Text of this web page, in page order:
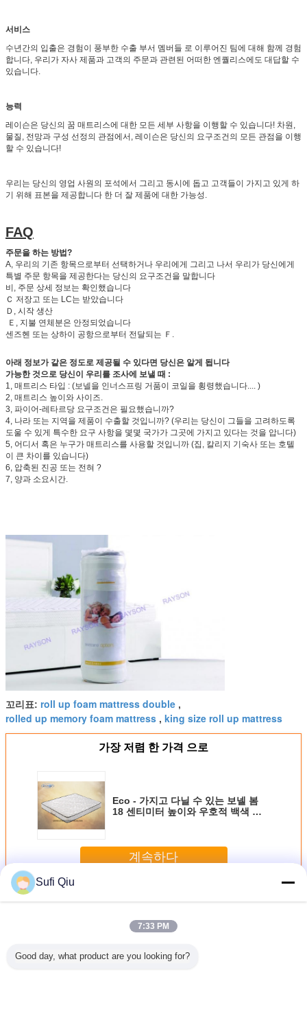
서비스
수년간의 입출은 경험이 풍부한 수출 부서 멤버들 로 이루어진 팀에 대해 함께 경험
합니다, 우리가 자사 제품과 고객의 주문과 관련된 어떠한 엔퀄리스에도 대답할 수
있습니다.
능력
레이슨은 당신의 꿈 매트리스에 대한 모든 세부 사항을 이행할 수 있습니다! 차원,
물질, 전망과 구성 선정의 관점에서, 레이슨은 당신의 요구조건의 모든 관점을 이행
할 수 있습니다!
우리는 당신의 영업 사원의 포석에서 그리고 동시에 돕고 고객들이 가지고 있게 하
기 위해 표본을 제공합니다 한 더 잘 제품에 대한 가능성.
FAQ
주문을 하는 방법?
A, 우리의 기존 항목으로부터 선택하거나 우리에게 그리고 나서 우리가 당신에게
특별 주문 항목을 제공한다는 당신의 요구조건을 말합니다
비, 주문 상세 정보는 확인했습니다
Ｃ 저장고 또는 LC는 받았습니다
Ｄ, 시작 생산
Ｅ, 지불 연체분은 안정되었습니다
센즈헨 또는 상하이 공항으로부터 전달되는 Ｆ.
아래 정보가 같은 정도로 제공될 수 있다면 당신은 알게 됩니다
가능한 것으로 당신이 우리를 조사에 보낼 때 :
1, 매트리스 타입 : (보넬을 인너스프링 거품이 코일을 횡령했습니다.... )
2, 매트리스 높이와 사이즈.
3, 파이어-레타르당 요구조건은 필요했습니까?
4, 나라 또는 지역을 제품이 수출할 것입니까? (우리는 당신이 그들을 고려하도록
도울 수 있게 특수한 요구 사항을 몇몇 국가가 그곳에 가지고 있다는 것을 압니다)
5, 어디서 혹은 누구가 매트리스를 사용할 것입니까 (집, 칼리지 기숙사 또는 호텔
이 큰 차이를 있습니다)
6, 압축된 진공 또는 전혀 ?
7, 양과 소요시간.
꼬리표: roll up foam mattress double ,
rolled up memory foam mattress , king size roll up mattress
가장 저렴 한 가격 으로
Eco - 가지고 다닐 수 있는 보넬 봄
18 센티미터 높이와 우호적 백색 화
계속하다
더 많은 것
Sufi Qiu
7:33 PM
Good day, what product are you looking for?